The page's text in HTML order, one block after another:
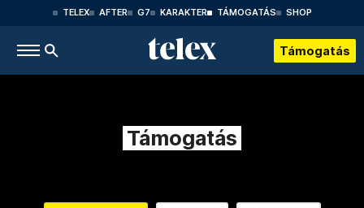
TELEX AFTER G7 KARAKTER TÁMOGATÁS SHOP
Támogatás
Támogatás